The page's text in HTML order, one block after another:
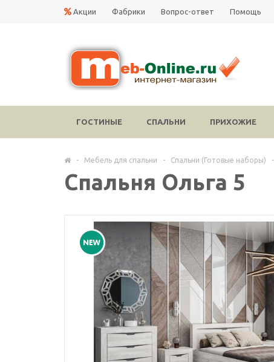
Акции Фабрики Вопрос-ответ Помощь
ГОСТИНЫЕ СПАЛЬНИ ПРИХОЖИЕ
- Мебель для спальни - Спальни (Готовые наборы) -
Спальня Ольга 5